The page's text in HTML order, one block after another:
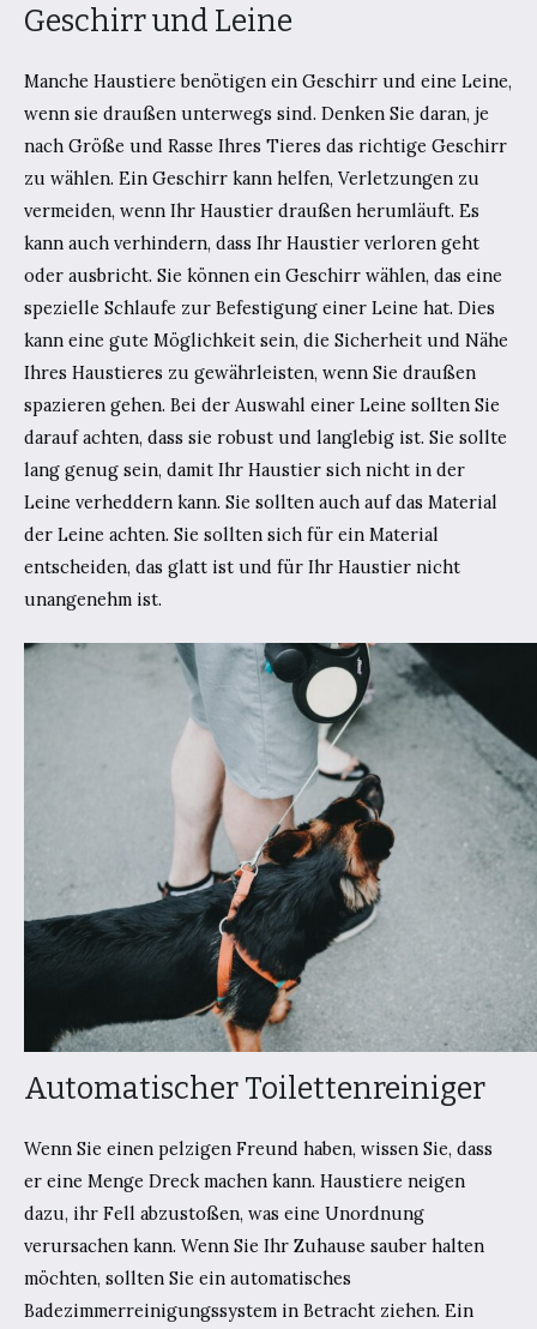
Geschirr und Leine
Manche Haustiere benötigen ein Geschirr und eine Leine,
wenn sie draußen unterwegs sind. Denken Sie daran, je
nach Größe und Rasse Ihres Tieres das richtige Geschirr
zu wählen. Ein Geschirr kann helfen, Verletzungen zu
vermeiden, wenn Ihr Haustier draußen herumläuft. Es
kann auch verhindern, dass Ihr Haustier verloren geht
oder ausbricht. Sie können ein Geschirr wählen, das eine
spezielle Schlaufe zur Befestigung einer Leine hat. Dies
kann eine gute Möglichkeit sein, die Sicherheit und Nähe
Ihres Haustieres zu gewährleisten, wenn Sie draußen
spazieren gehen. Bei der Auswahl einer Leine sollten Sie
darauf achten, dass sie robust und langlebig ist. Sie sollte
lang genug sein, damit Ihr Haustier sich nicht in der
Leine verheddern kann. Sie sollten auch auf das Material
der Leine achten. Sie sollten sich für ein Material
entscheiden, das glatt ist und für Ihr Haustier nicht
unangenehm ist.
Automatischer Toilettenreiniger
Wenn Sie einen pelzigen Freund haben, wissen Sie, dass
er eine Menge Dreck machen kann. Haustiere neigen
dazu, ihr Fell abzustoßen, was eine Unordnung
verursachen kann. Wenn Sie Ihr Zuhause sauber halten
möchten, sollten Sie ein automatisches
Badezimmerreinigungssystem in Betracht ziehen. Ein